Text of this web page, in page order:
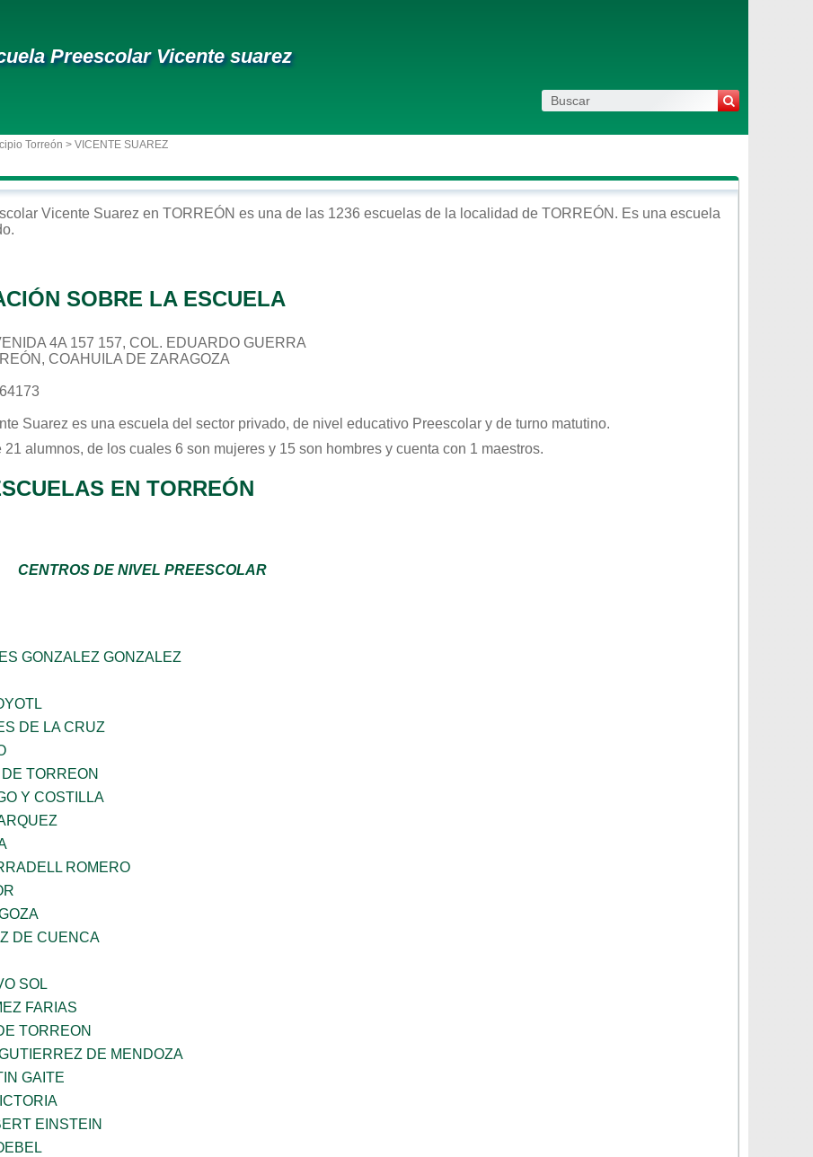
Preescolar Vicente suarez
Torreón > VICENTE SUAREZ
Vicente Suarez en TORREÓN es una de las 1236 escuelas de la localidad de TORREÓN . Es una escuela
.
SOBRE LA ESCUELA
4A 157 157, COL. EDUARDO GUERRA
COAHUILA DE ZARAGOZA
Suarez es una escuela del sector privado, de nivel educativo Preescolar y de turno matutino.
21 alumnos, de los cuales 6 son mujeres y 15 son hombres y cuenta con 1 maestros.
EN TORREÓN
CENTROS DE NIVEL PREESCOLAR
GONZALEZ GONZALEZ
DE LA CRUZ
TORREON
Y COSTILLA
ROMERO
DE CUENCA
SOL
FARIAS
TORREON
DE MENDOZA
GAITE
EINSTEIN